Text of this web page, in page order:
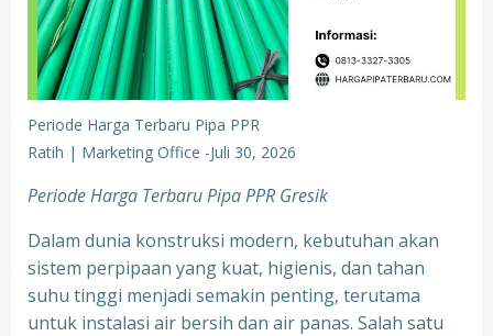
Periode Harga Terbaru Pipa PPR
Ratih | Marketing Office -Juli 30, 2026
Periode Harga Terbaru Pipa PPR Gresik
Dalam dunia konstruksi modern, kebutuhan akan
sistem perpipaan yang kuat, higienis, dan tahan
suhu tinggi menjadi semakin penting, terutama
untuk instalasi air bersih dan air panas. Salah satu